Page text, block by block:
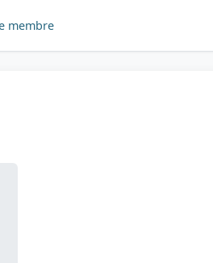
membre